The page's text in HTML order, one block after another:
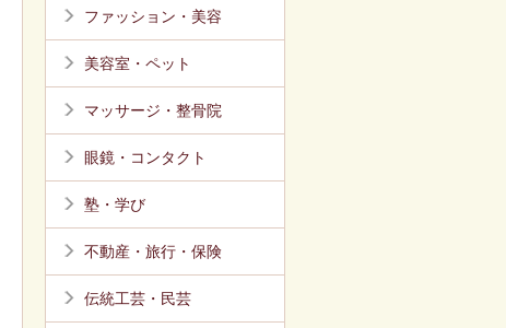
ファッション・美容
美容室・ペット
マッサージ・整骨院
眼鏡・コンタクト
塾・学び
不動産・旅行・保険
伝統工芸・民芸